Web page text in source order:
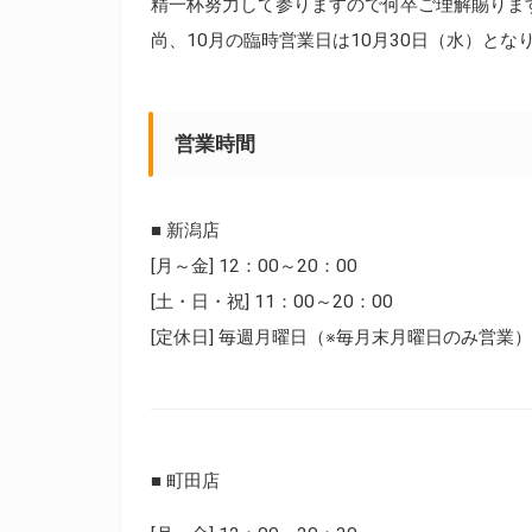
精一杯努力して参りますので何卒ご理解賜り
尚、10月の臨時営業日は10月30日（水）とな
営業時間
■ 新潟店
[月～金] 12：00～20：00
[土・日・祝] 11：00～20：00
[定休日] 毎週月曜日（※毎月末月曜日のみ営業）
■ 町田店